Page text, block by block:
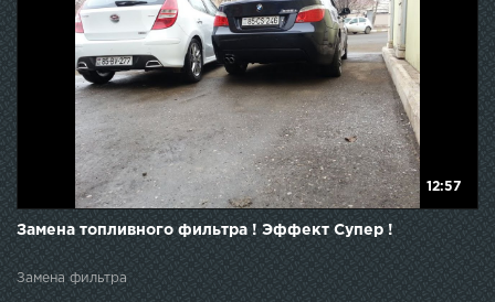
12:57
Замена топливного фильтра ! Эффект Супер !
Замена фильтра